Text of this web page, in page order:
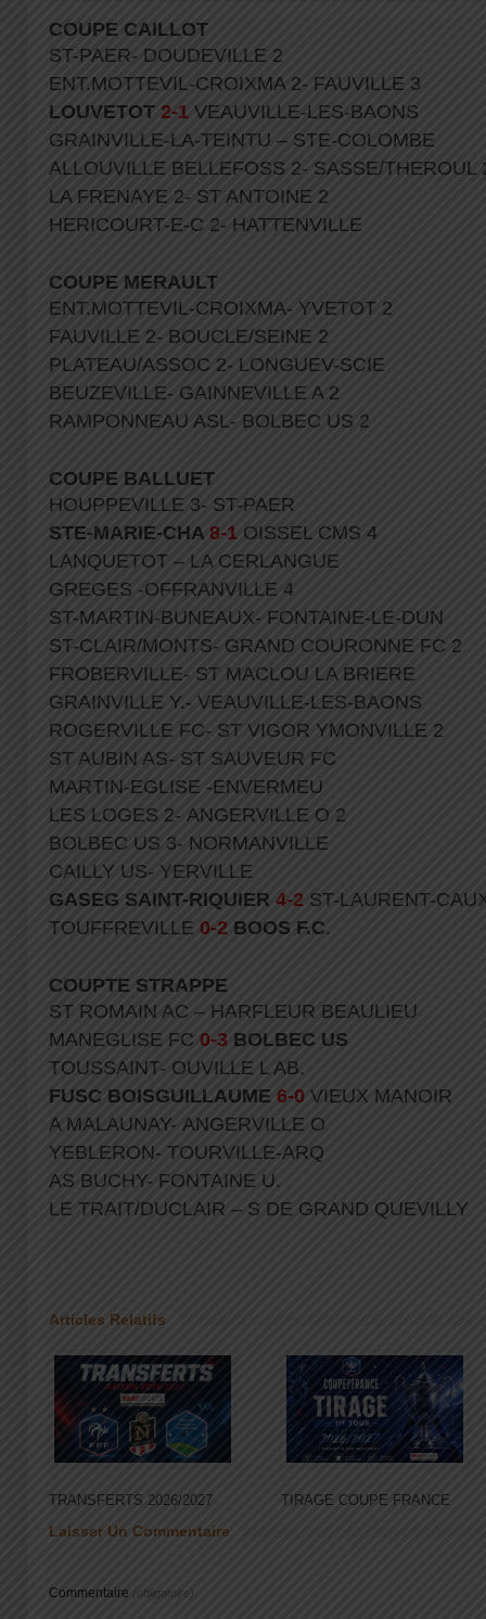
COUPE CAILLOT
ST-PAER- DOUDEVILLE 2
ENT.MOTTEVIL-CROIXMA 2- FAUVILLE 3
LOUVETOT 2-1 VEAUVILLE-LES-BAONS
GRAINVILLE-LA-TEINTU – STE-COLOMBE
ALLOUVILLE BELLEFOSS 2- SASSE/THEROUL
LA FRENAYE 2- ST ANTOINE 2
HERICOURT-E-C 2- HATTENVILLE
COUPE MERAULT
ENT.MOTTEVIL-CROIXMA- YVETOT 2
FAUVILLE 2- BOUCLE/SEINE 2
PLATEAU/ASSOC 2- LONGUEV-SCIE
BEUZEVILLE- GAINNEVILLE A 2
RAMPONNEAU ASL- BOLBEC US 2
COUPE BALLUET
HOUPPEVILLE 3- ST-PAER
STE-MARIE-CHA 8-1 OISSEL CMS 4
LANQUETOT – LA CERLANGUE
GREGES -OFFRANVILLE 4
ST-MARTIN-BUNEAUX- FONTAINE-LE-DUN
ST-CLAIR/MONTS- GRAND COURONNE FC 2
FROBERVILLE- ST MACLOU LA BRIERE
GRAINVILLE Y.- VEAUVILLE-LES-BAONS
ROGERVILLE FC- ST VIGOR YMONVILLE 2
ST AUBIN AS- ST SAUVEUR FC
MARTIN-EGLISE -ENVERMEU
LES LOGES 2- ANGERVILLE O 2
BOLBEC US 3- NORMANVILLE
CAILLY US- YERVILLE
GASEG SAINT-RIQUIER 4-2 ST-LAURENT-
TOUFFREVILLE 0-2 BOOS F.C.
COUPTE STRAPPE
ST ROMAIN AC – HARFLEUR BEAULIEU
MANEGLISE FC 0-3 BOLBEC US
TOUSSAINT- OUVILLE L AB.
FUSC BOISGUILLAUME 6-0 VIEUX MANOIR
A MALAUNAY- ANGERVILLE O
YEBLERON- TOURVILLE-ARQ
AS BUCHY- FONTAINE U.
LE TRAIT/DUCLAIR – S DE GRAND QUEVILLY
Articles Relatifs
TRANSFERTS 2026/2027 TIRAGE COUPE FRANCE
Laisser Un Commentaire
Commentaire (obligatoire)